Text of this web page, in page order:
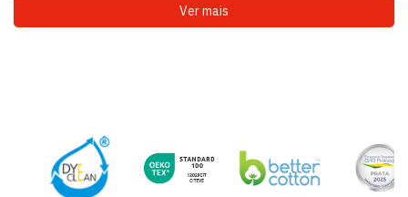
Ver mais